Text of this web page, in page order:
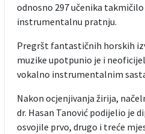
odnosno 297 učenika
instrumentalnu pratnju.
Pregršt fantastičnih horskih
muzike upotpunio je i
vokalno instrumentalnim
Nakon ocjenjivanja žirija,
dr. Hasan Tanović podijelio je
osvojile prvo, drugo i treće